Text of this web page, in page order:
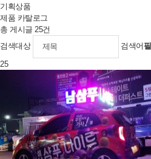
기획상품
제품 카탈로그
총 게시글 25건
검색대상
검색어
25